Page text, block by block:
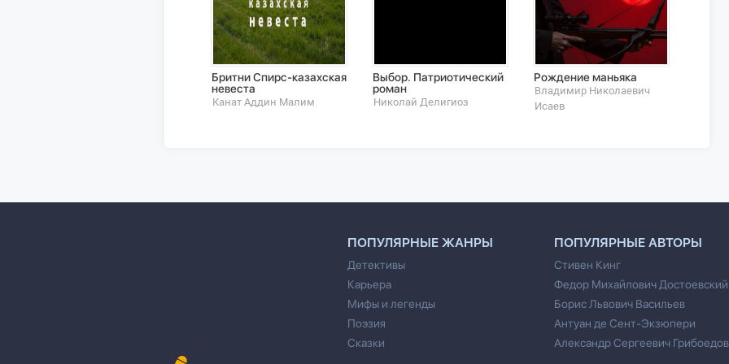
Бритни Спирс-казахская
невеста
Канат Аддин Малим
Выбор. Патриотический
роман
Николай Делигиоз
Рождение маньяка
Владимир Николаевич
Исаев
ПОПУЛЯРНЫЕ ЖАНРЫ
Детективы
Карьера
Мифы и легенды
Поэзия
Сказки
ПОПУЛЯРНЫЕ АВТОРЫ
Стивен Кинг
Федор Михайлович Достоевский
Борис Львович Васильев
Антуан де Сент-Экзюпери
Александр Сергеевич Грибоедов